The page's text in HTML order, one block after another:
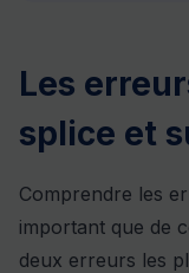
Les
splice et
Comprendre les
important que de
deux erreurs les